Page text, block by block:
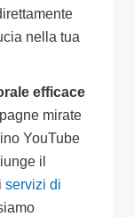
nella tua
efficace
mirate
YouTube
il
servizi di